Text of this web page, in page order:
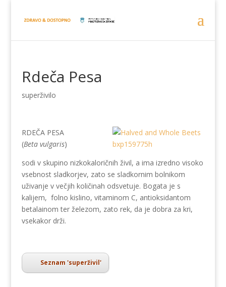
Rdeča Pesa
superživilo
RDEČA PESA
(Beta vulgaris)
sodi v skupino nizkokaloričnih živil, a ima izredno visoko
vsebnost sladkorjev, zato se sladkornim bolnikom
uživanje v večjih količinah odsvetuje. Bogata je s
kalijem, folno kislino, vitaminom C, antioksidantom
betalainom ter železom, zato rek, da je dobra za kri,
vsekakor drži.
Seznam 'superživil'